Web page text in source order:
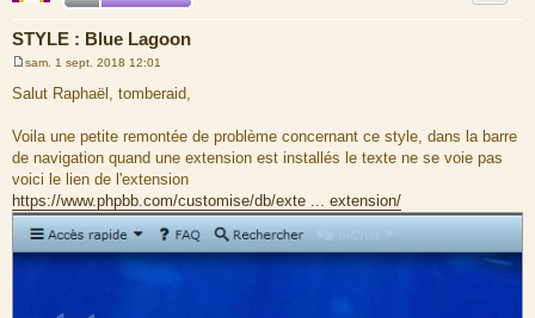
STYLE : Blue Lagoon
e
s
a
g
e
sam. 1 sept. 2018 12:01
Salut Raphaël, tomberaid,
Voila une petite remontée de problème concernant ce style, dans la barre
de navigation quand une extension est installés le texte ne se voie pas
voici le lien de l'extension
https://www.phpbb.com/customise/db/exte ... extension/